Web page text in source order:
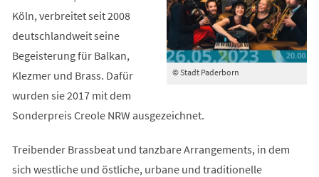
© Stadt Paderborn
Köln, verbreitet seit 2008
deutschlandweit seine
Begeisterung für Balkan,
Klezmer und Brass. Dafür
wurden sie 2017 mit dem
Sonderpreis Creole NRW ausgezeichnet.
Treibender Brassbeat und tanzbare Arrangements, in dem
sich westliche und östliche, urbane und traditionelle